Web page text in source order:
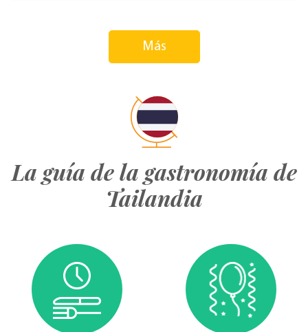
Más
La guía de la gastronomía de
Tailandia